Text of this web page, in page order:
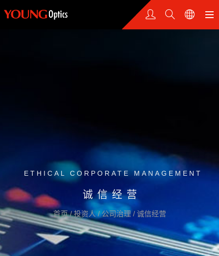
ETHICAL CORPORATE MANAGEMENT
诚信经营
首页/ 投资人/ 公司治理/ 诚信经营